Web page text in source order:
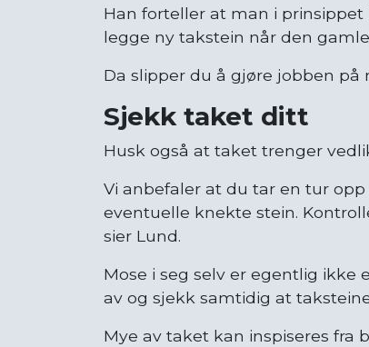
Han forteller at man i
legge ny takstein når den
Da slipper du å gjøre jobben
Sjekk taket ditt
Husk også at taket trenger
Vi anbefaler at du tar en tur
eventuelle knekte stein.
sier Lund.
Mose i seg selv er egentlig ikke
av og sjekk samtidig at
Mye av taket kan inspiseres fra